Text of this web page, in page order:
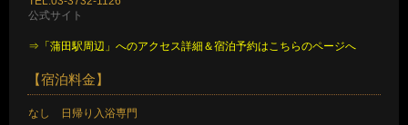
公式サイト
⇒「蒲田駅周辺」へのアクセス詳細＆宿泊予約はこちらのページへ
【宿泊料金】
なし 日帰り入浴専門